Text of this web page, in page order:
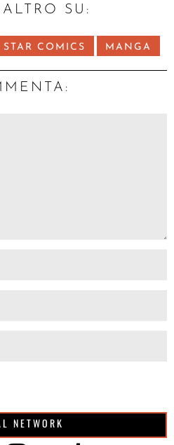
ALTRO SU:
STAR COMICS MANGA
NETWORK